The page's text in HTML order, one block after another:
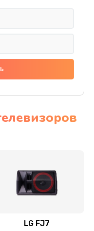
привода
индикаторов,
LG FJ7